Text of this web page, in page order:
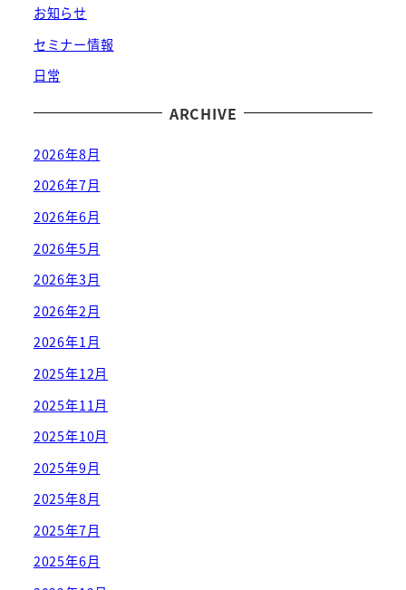
お知らせ
セミナー情報
日常
ARCHIVE
2026年8月
2026年7月
2026年6月
2026年5月
2026年3月
2026年2月
2026年1月
2025年12月
2025年11月
2025年10月
2025年9月
2025年8月
2025年7月
2025年6月